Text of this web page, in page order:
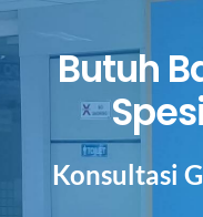
Butuh
Konsultasi